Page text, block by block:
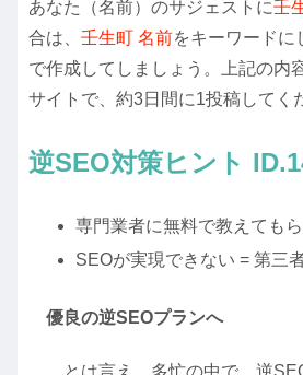
あなた（名前）のサジェストに壬
合は、 壬生町 名前をキーワードに
で作成してしましょう。上記の内
サイトで、約3日間に1投稿してく
逆SEO対策ヒント
専門業者に無料で教えてもら
SEOが実現できない = 第三
優良の逆SEOプランへ